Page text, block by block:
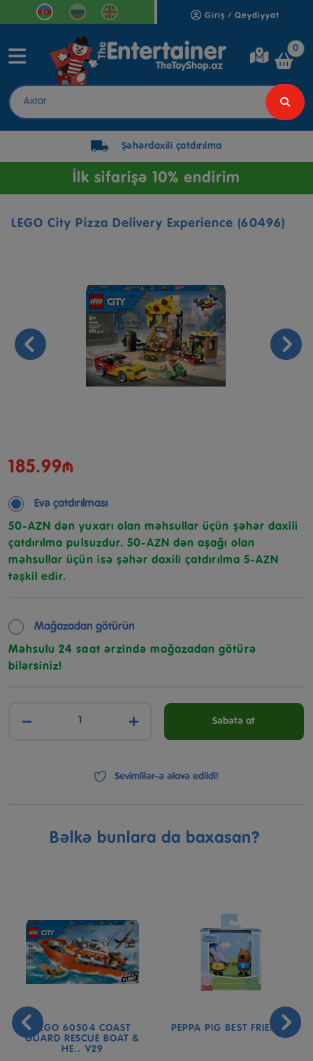
Giriş / Qeydiyyat
0
Şəhərdaxili çatdırılma
İlk sifarişə 10% endirim
LEGO City Pizza Delivery Experience (60496)
185.99₼
Evə çatdırılması
50-AZN dən yuxarı olan məhsullar üçün şəhər daxili
çatdırılma pulsuzdur. 50-AZN dən aşağı olan
məhsullar üçün isə şəhər daxili çatdırılma 5-AZN
təşkil edir.
Mağazadan götürün
Məhsulu 24 saat ərzində mağazadan götürə
bilərsiniz!
− + Səbətə at
Sevimlilər-ə əlavə edildi!
Bəlkə bunlara da baxasan?
LEGO 60504 COAST
GUARD RESCUE BOAT &
HE.. V29
PEPPA PIG BEST FRIENDS